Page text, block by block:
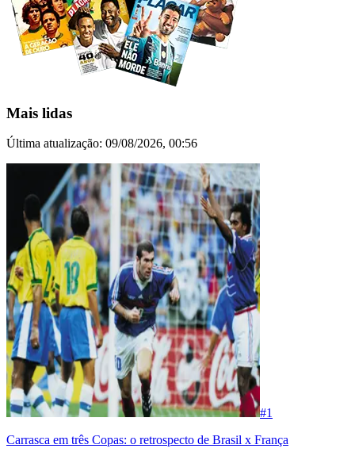
Mais lidas
Última atualização: 09/08/2026, 00:56
#1
Carrasca em três Copas: o retrospecto de Brasil x França